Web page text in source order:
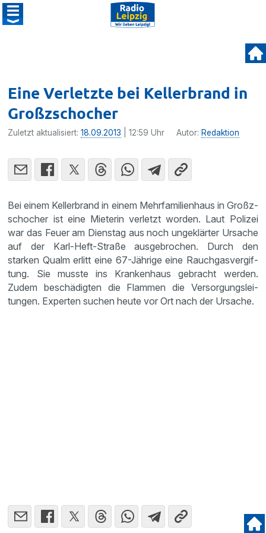
Eine Verletzte bei Kellerbrand in
Großzschocher
Zuletzt aktualisiert:18.09.2013 | 12:59 Uhr Autor: Redaktion
Bei einem Keller­brand in einem Mehrfa­mi­li­en­haus in Großz­
schocher ist eine Mieterin verletzt worden. Laut Polizei
war das Feuer am Dienstag aus noch ungeklärter Ursache
auf der Karl-Heft-Straße ausge­bro­chen. Durch den
starken Qualm erlitt eine 67-Jährige eine Rauch­gas­ver­gif­
tung. Sie musste ins Kranken­haus gebracht werden.
Zudem beschä­digten die Flammen die Versor­gungs­lei­
tungen. Experten suchen heute vor Ort nach der Ursache.